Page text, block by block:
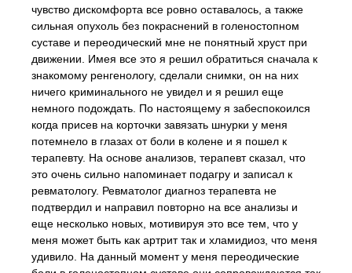
чувство дискомфорта все ровно оставалось, а также
сильная опухоль без покраснений в голеностопном
суставе и переодический мне не понятный хруст при
движении. Имея все это я решил обратиться сначала к
знакомому ренгенологу, сделали снимки, он на них
ничего криминального не увидел и я решил еще
немного подождать. По настоящему я забеспокоился
когда присев на корточки завязать шнурки у меня
потемнело в глазах от боли в колене и я пошел к
терапевту. На основе анализов, терапевт сказал, что
это очень сильно напоминает подагру и записал к
ревматологу. Ревматолог диагноз терапевта не
подтвердил и направил повторно на все анализы и
еще несколько новых, мотивируя это все тем, что у
меня может быть как артрит так и хламидиоз, что меня
удивило. На данный момент у меня переодические